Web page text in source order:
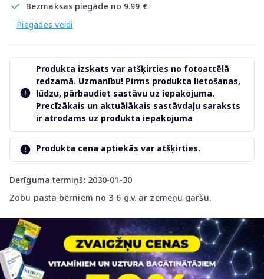
Bezmaksas piegāde no 9.99 €
Piegādes veidi
Derīguma termiņš: 2030-01-30
Zobu pasta bērniem no 3-6 g.v. ar zemeņu garšu.
Produkta izskats var atšķirties no fotoattēlā
redzamā. Uzmanību! Pirms produkta lietošanas,
lūdzu, pārbaudiet sastāvu uz iepakojuma.
Precīzākais un aktuālākais sastāvdaļu saraksts
ir atrodams uz produkta iepakojuma
Produkta cena aptiekās var atšķirties.